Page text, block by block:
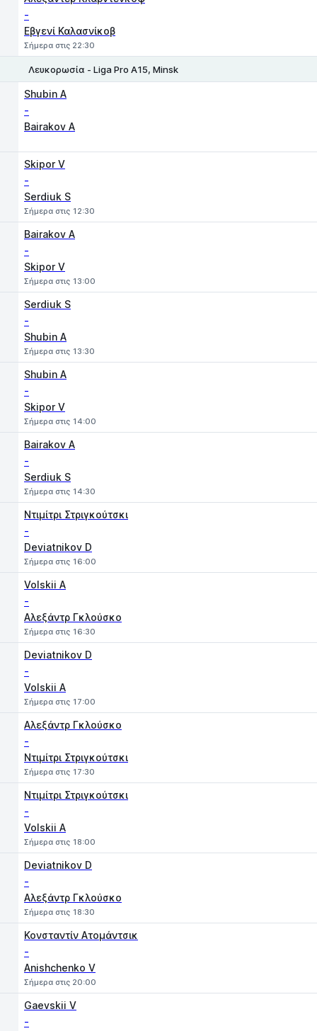
-
Εβγενί Καλασνίκοβ
Σήμερα στις 22:30
Λευκορωσία - Liga Pro A15, Minsk
Shubin A
-
Bairakov A
Skipor V
-
Serdiuk S
Σήμερα στις 12:30
Bairakov A
-
Skipor V
Σήμερα στις 13:00
Serdiuk S
-
Shubin A
Σήμερα στις 13:30
Shubin A
-
Skipor V
Σήμερα στις 14:00
Bairakov A
-
Serdiuk S
Σήμερα στις 14:30
Ντιμίτρι Στριγκούτσκι
-
Deviatnikov D
Σήμερα στις 16:00
Volskii A
-
Αλεξάντρ Γκλούσκο
Σήμερα στις 16:30
Deviatnikov D
-
Volskii A
Σήμερα στις 17:00
Αλεξάντρ Γκλούσκο
-
Ντιμίτρι Στριγκούτσκι
Σήμερα στις 17:30
Ντιμίτρι Στριγκούτσκι
-
Volskii A
Σήμερα στις 18:00
Deviatnikov D
-
Αλεξάντρ Γκλούσκο
Σήμερα στις 18:30
Κονσταντίν Ατομάντσικ
-
Anishchenko V
Σήμερα στις 20:00
Gaevskii V
-